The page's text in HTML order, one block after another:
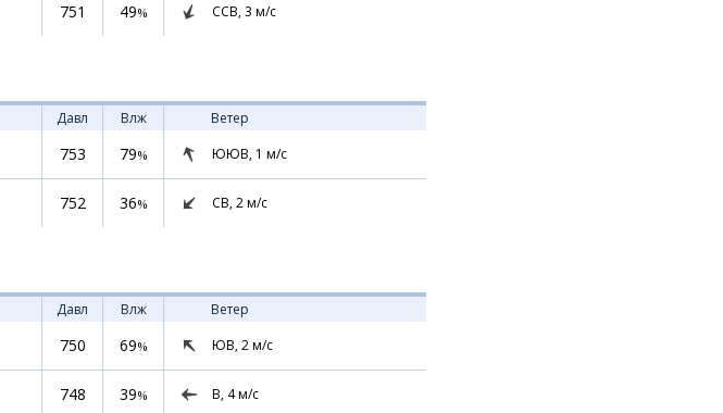
751 49% ССВ, 3 м/с
Давл Влж
Ветер
753 79% ЮЮВ, 1 м/с
752 36% СВ, 2м/с
Давл Влж
Ветер
750 69% ЮВ, 2м/с
748 39% В, 4м/с